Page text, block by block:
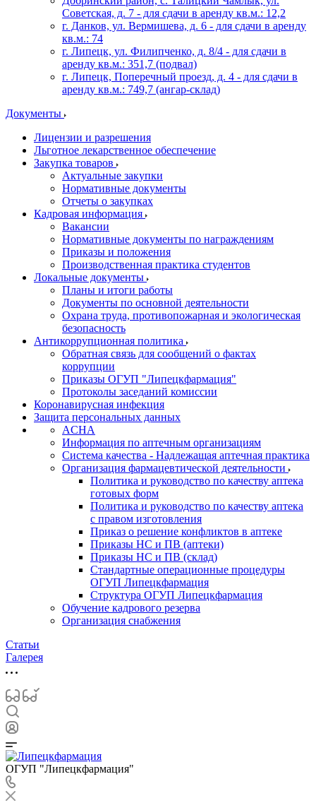
Советская, д. 7 - для сдачи в аренду кв.м.: 12,2
г. Данков, ул. Вермишева, д. 6 - для сдачи в аренду
кв.м.: 74
г. Липецк, ул. Филипченко, д. 8/4 - для сдачи в
аренду кв.м.: 351,7 (подвал)
г. Липецк, Поперечный проезд, д. 4 - для сдачи в
аренду кв.м.: 749,7 (ангар-склад)
Документы
Лицензии и разрешения
Льготное лекарственное обеспечение
Закупка товаров
Актуальные закупки
Нормативные документы
Отчеты о закупках
Кадровая информация
Вакансии
Нормативные документы по награждениям
Приказы и положения
Производственная практика студентов
Локальные документы
Планы и итоги работы
Документы по основной деятельности
Охрана труда, противопожарная и экологическая
безопасность
Антикоррупционная политика
Обратная связь для сообщений о фактах
коррупции
Приказы ОГУП "Липецкфармация"
Протоколы заседаний комиссии
Коронавирусная инфекция
Защита персональных данных
ACHA
Информация по аптечным организациям
Система качества - Надлежащая аптечная практика
Организация фармацевтической деятельности
Политика и руководство по качеству аптека
готовых форм
Политика и руководство по качеству аптека
с правом изготовления
Приказ о решение конфликтов в аптеке
Приказы НС и ПВ (аптеки)
Приказы НС и ПВ (склад)
Стандартные операционные процедуры
ОГУП Липецкфармация
Структура ОГУП Липецкфармация
Обучение кадрового резерва
Организация снабжения
Статьи
Галерея
ОГУП "Липецкфармация"